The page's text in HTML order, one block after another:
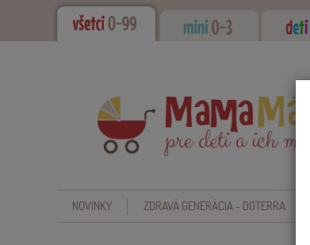
NOVINKY ZDRAVÁ GENERÁCIA - DOTERRA